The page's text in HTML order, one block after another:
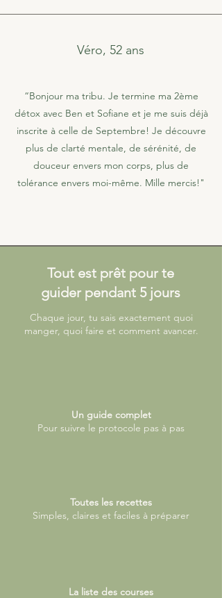
Véro, 52 ans
“Bonjour ma tribu. Je termine ma 2ème
détox avec Ben et Sofiane et je me suis déjà
inscrite à celle de Septembre! Je découvre
plus de clarté mentale, de sérénité, de
douceur envers mon corps, plus de
tolérance envers moi-même. Mille mercis!"
Tout est prêt pour te
guider pendant 5 jours
Chaque jour, tu sais exactement quoi
manger, quoi faire et comment avancer.
Un guide complet
Pour suivre le protocole pas à pas
Toutes les recettes
Simples, claires et faciles à préparer
La liste des courses